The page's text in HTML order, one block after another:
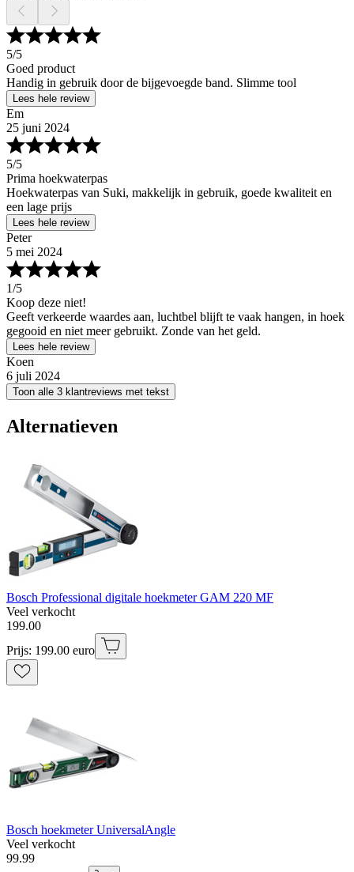
5/5
Goed product
Handig in gebruik door de bijgevoegde band. Slimme tool
Lees hele review
Em
25 juni 2024
5/5
Prima hoekwaterpas
Hoekwaterpas van Suki, makkelijk in gebruik, goede kwaliteit en
een lage prijs
Lees hele review
Peter
5 mei 2024
1/5
Koop deze niet!
Geeft verkeerde waardes aan, luchtbel blijft te vaak hangen, in hoek
gegooid en niet meer gebruikt. Zonde van het geld.
Lees hele review
Koen
6 juli 2024
Toon alle 3 klantreviews met tekst
Alternatieven
Bosch Professional digitale hoekmeter GAM 220 MF
Veel verkocht
199.00
Prijs: 199.00 euro
Bosch hoekmeter UniversalAngle
Veel verkocht
99.99